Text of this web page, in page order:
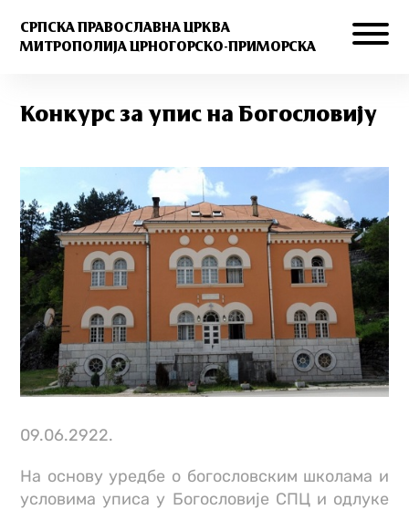
СРПСКА ПРАВОСЛАВНА ЦРКВА
МИТРОПОЛИЈА ЦРНОГОРСКО-ПРИМОРСКА
Конкурс за упис на Богословију
09.06.2922.
На основу уредбе о богословским школама и
условима уписа у Богословије СПЦ и одлуке